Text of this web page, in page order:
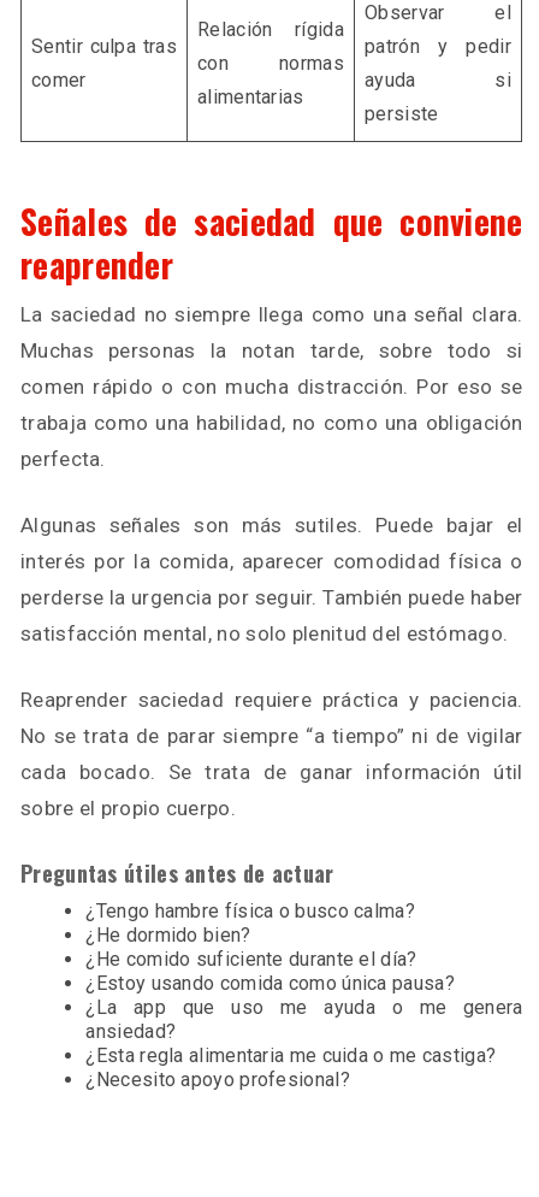
Sentir culpa tras
comer
Relación rígida
con normas
alimentarias
Observar el
patrón y pedir
ayuda si
persiste
Señales de saciedad que conviene
reaprender
La saciedad no siempre llega como una señal clara.
Muchas personas la notan tarde, sobre todo si
comen rápido o con mucha distracción. Por eso se
trabaja como una habilidad, no como una obligación
perfecta.
Algunas señales son más sutiles. Puede bajar el
interés por la comida, aparecer comodidad física o
perderse la urgencia por seguir. También puede haber
satisfacción mental, no solo plenitud del estómago.
Reaprender saciedad requiere práctica y paciencia.
No se trata de parar siempre “a tiempo” ni de vigilar
cada bocado. Se trata de ganar información útil
sobre el propio cuerpo.
Preguntas útiles antes de actuar
¿Tengo hambre física o busco calma?
¿He dormido bien?
¿He comido suficiente durante el día?
¿Estoy usando comida como única pausa?
¿La app que uso me ayuda o me genera
ansiedad?
¿Esta regla alimentaria me cuida o me castiga?
¿Necesito apoyo profesional?